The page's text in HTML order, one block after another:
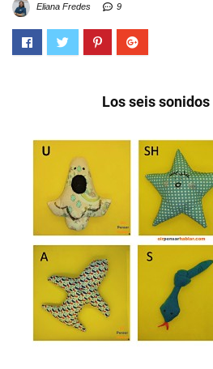
Eliana Fredes 9
Los seis